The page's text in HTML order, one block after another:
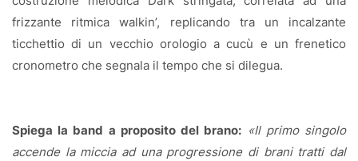
frizzante ritmica walkin’, replicando tra un incalzante
ticchettio di un vecchio orologio a cucù e un frenetico
cronometro che segnala il tempo che si dilegua.
Spiega la band a proposito del brano: «Il primo singolo
accende la miccia ad una progressione di brani tratti dal